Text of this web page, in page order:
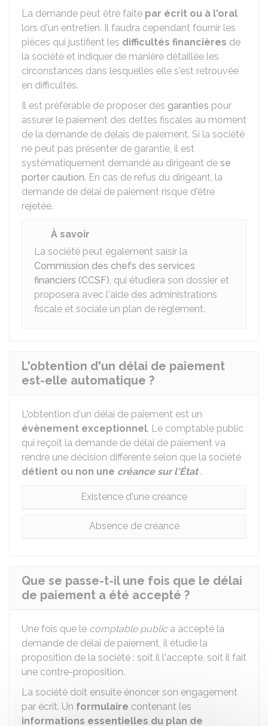
La demande peut être faite par écrit ou à l'oral
lors d'un entretien. Il faudra cependant fournir les
pièces qui justifient les difficultés financières de
la société et indiquer de manière détaillée les
circonstances dans lesquelles elle s'est retrouvée
en difficultés.
Il est préférable de proposer des garanties pour
assurer le paiement des dettes fiscales au moment
de la demande de délais de paiement. Si la société
ne peut pas présenter de garantie, il est
systématiquement demandé au dirigeant de se
porter caution. En cas de refus du dirigeant, la
demande de délai de paiement risque d'être
rejetée.
À savoir
La société peut également saisir la
Commission des chefs des services
financiers (CCSF), qui étudiera son dossier et
proposera avec l'aide des administrations
fiscale et sociale un plan de règlement.
L'obtention d'un délai de paiement
est-elle automatique ?
L'obtention d'un délai de paiement est un
évènement exceptionnel. Le comptable public
qui reçoit la demande de délai de paiement va
rendre une décision différente selon que la société
détient ou non une créance sur l'État .
Existence d'une créance
Absence de créance
Que se passe-t-il une fois que le délai
de paiement a été accepté ?
Une fois que le comptable publica accepté la
demande de délai de paiement, il étudie la
proposition de la société : soit il l'accepte, soit il fait
une contre-proposition.
La société doit ensuite énoncer son engagement
par écrit. Un formulaire contenant les
informations essentielles du plan de